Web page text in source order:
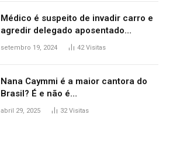
Médico é suspeito de invadir carro e
agredir delegado aposentado
durante confusão no trânsito
setembro 19, 2024 42Visitas
Nana Caymmi é a maior cantora do
Brasil? É e não é…
abril 29, 2025 32Visitas